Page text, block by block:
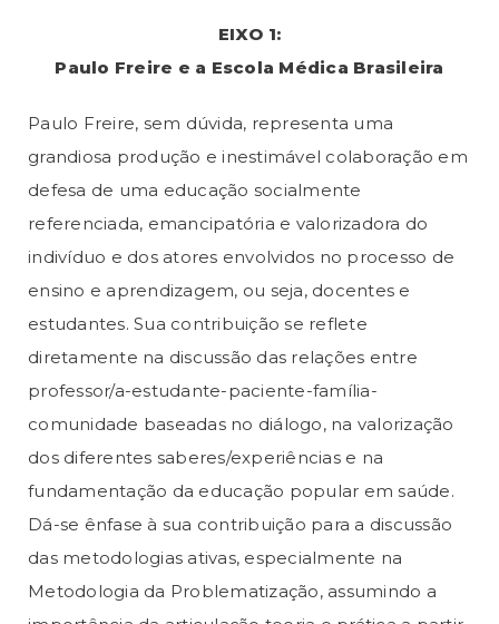
EIXO 1:
Paulo Freire e a Escola Médica Brasileira
Paulo Freire, sem dúvida, representa uma
grandiosa produção e inestimável colaboração em
defesa de uma educação socialmente
referenciada, emancipatória e valorizadora do
indivíduo e dos atores envolvidos no processo de
ensino e aprendizagem, ou seja, docentes e
estudantes. Sua contribuição se reflete
diretamente na discussão das relações entre
professor/a-estudante-paciente-família-
comunidade baseadas no diálogo, na valorização
dos diferentes saberes/experiências e na
fundamentação da educação popular em saúde.
Dá-se ênfase à sua contribuição para a discussão
das metodologias ativas, especialmente na
Metodologia da Problematização, assumindo a